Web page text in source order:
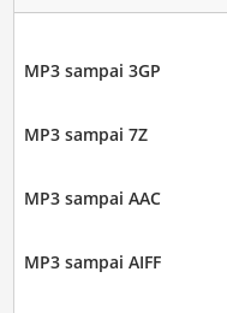
MP3 sampai 3GP
MP3 sampai 7Z
MP3 sampai AAC
MP3 sampai AIFF